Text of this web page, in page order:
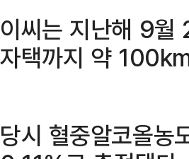
이씨는 지난해 9월
자택까지 약
당시 혈중알코올